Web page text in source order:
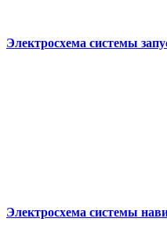
Электросхема системы
Электросхема системы